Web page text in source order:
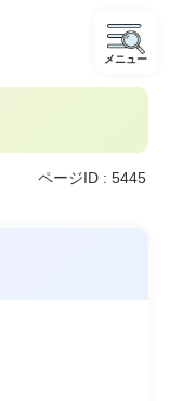
メニュー
ページID : 5445